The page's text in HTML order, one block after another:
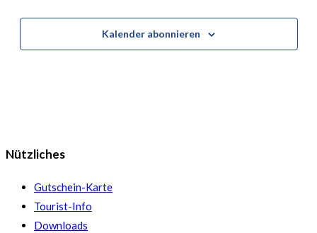
Kalender abonnieren
Nützliches
Gutschein-Karte
Tourist-Info
Downloads